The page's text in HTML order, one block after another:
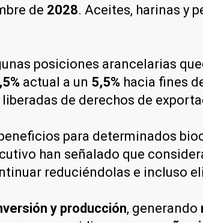
de 2028. Aceites, harinas y
posiciones arancelarias
actual a un 5,5% hacia fines
de derechos de
para determinados
han señalado que
reduciéndolas e incluso
y producción, generando